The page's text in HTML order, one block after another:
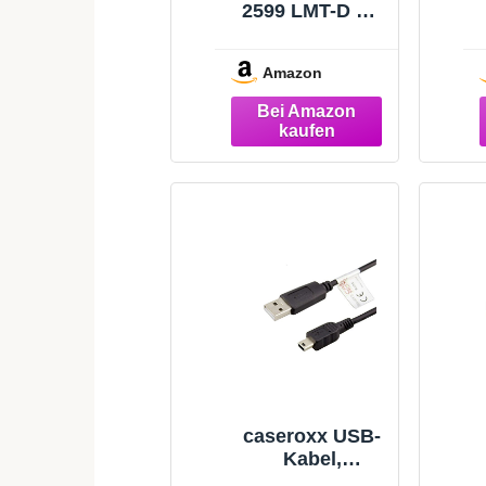
2599 LMT-D EU
Karte,
lebenslange
Kartenupdates
und
cm) Multitouch
Glasdisplay
Amazon
caseroxx USB-
Kabel,